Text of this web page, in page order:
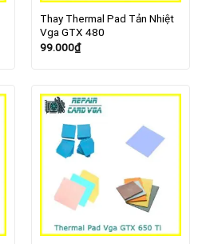
Thay Thermal Pad Tản Nhiệt
Vga GTX 480
99.000₫